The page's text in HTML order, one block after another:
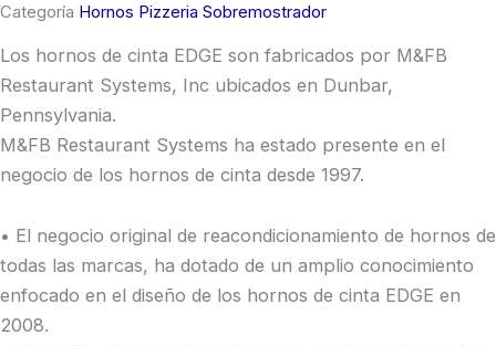
Categoría Hornos Pizzeria Sobremostrador
Los hornos de cinta EDGE son fabricados por M&FB
Restaurant Systems, Inc ubicados en Dunbar,
Pennsylvania.
M&FB Restaurant Systems ha estado presente en el
negocio de los hornos de cinta desde 1997.
• El negocio original de reacondicionamiento de hornos de
todas las marcas, ha dotado de un amplio conocimiento
enfocado en el diseño de los hornos de cinta EDGE en
2008.